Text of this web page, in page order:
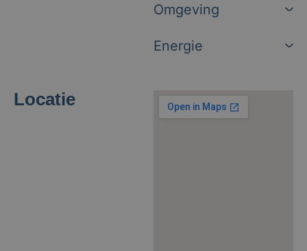
Omgeving
Energie
Locatie